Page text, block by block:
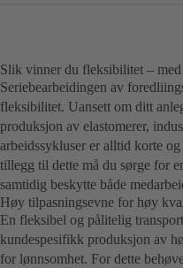
Slik vinner du fleksibilitet –
Seriebearbeidingen av
fleksibilitet. Uansett om ditt
produksjon av elastomerer,
arbeidssykluser er alltid korte
tillegg til dette må du sørge for
samtidig beskytte både
Høy tilpasningsevne for høy
En fleksibel og pålitelig
kundespesifikk produksjon av
for lønnsomhet. For dette